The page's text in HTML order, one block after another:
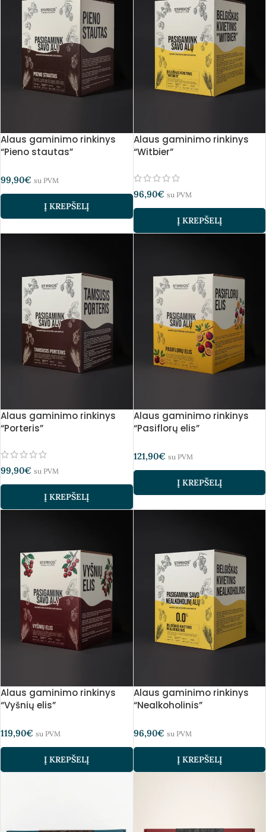
Alaus gaminimo rinkinys
“Pieno stautas”
99,90€ su PVM
Į KREPŠELĮ
Alaus gaminimo rinkinys
“Witbier”
96,90€ su PVM
Į KREPŠELĮ
Alaus gaminimo rinkinys
“Porteris”
99,90€ su PVM
Į KREPŠELĮ
Alaus gaminimo rinkinys
“Pasiflorų elis”
121,90€ su PVM
Į KREPŠELĮ
Alaus gaminimo rinkinys
“Vyšnių elis”
119,90€ su PVM
Į KREPŠELĮ
Alaus gaminimo rinkinys
“Nealkoholinis”
96,90€ su PVM
Į KREPŠELĮ